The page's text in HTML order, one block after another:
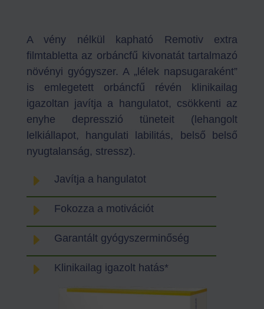
A vény nélkül kapható Remotiv extra
filmtabletta az orbáncfű kivonatát tartalmazó
növényi gyógyszer. A „lélek napsugaraként”
is emlegetett orbáncfű révén klinikailag
igazoltan javítja a hangulatot, csökkenti az
enyhe depresszió tüneteit (lehangolt
lelkiállapot, hangulati labilitás, belső belső
nyugtalanság, stressz).
E Javítja a hangulatot
E Fokozza a motivációt
E Garantált gyógyszerminőség
E Klinikailag igazolt hatás*